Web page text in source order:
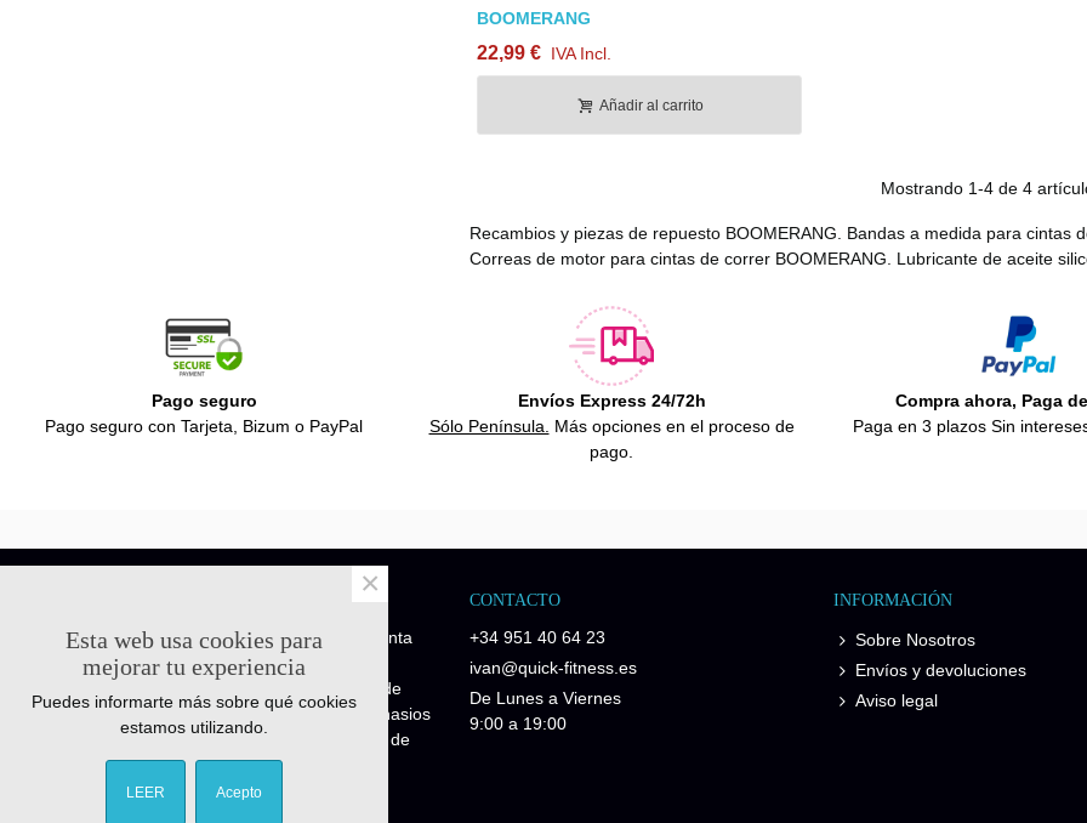
BOOMERANG
22,99 € IVA Incl.
Añadir al carrito
Mostrando 1-4 de 4
Recambios y piezas de repuesto BOOMERANG. Bandas a medida para cintas
Correas de motor para cintas de correr BOOMERANG. Lubricante de aceite
Pago seguro
Pago seguro con Tarjeta, Bizum o PayPal
Envíos Express 24/72h
Sólo Península.
Más opciones en el proceso de
pago.
Compra ahora, Paga
Paga en 3 plazos Sin
Quick-Fitness es una empresa de venta
de recambios y repuestos fitness.
Disponemos de piezas de repuesto de
maquinaria profesional para los gimnasios
y piezas de repuesto para máquinas de
particulares Fitness Home.
CONTACTO
+34 951 40 64 23
ivan@quick-fitness.es
De Lunes a Viernes
9:00 a 19:00
INFORMACIÓN
Sobre Nosotros
Envíos y devoluciones
Aviso legal
Esta web usa cookies para
mejorar tu experiencia
Puedes informarte más sobre qué cookies
estamos utilizando.
LEER Acepto
×